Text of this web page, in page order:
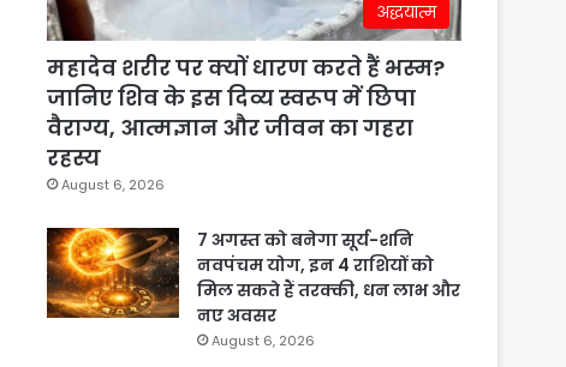
अद्धयात्म
महादेव शरीर पर क्यों धारण करते हैं भस्म?
जानिए शिव के इस दिव्य स्वरूप में छिपा
वैराग्य, आत्मज्ञान और जीवन का गहरा
रहस्य
August 6, 2026
7 अगस्त को बनेगा सूर्य-शनि
नवपंचम योग, इन 4 राशियों को
मिल सकते हैं तरक्की, धन लाभ और
नए अवसर
August 6, 2026